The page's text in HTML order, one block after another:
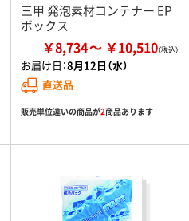
三甲 発泡素材コンテナー EP
ボックス
￥8,734 ￥10,510
お届け日：8月12日（水）
直送品
販売単位違いの商品が2商品あります